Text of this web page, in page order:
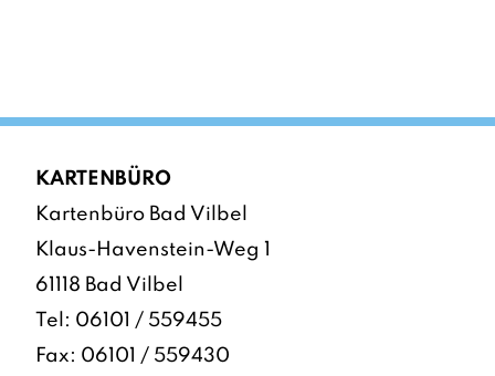
KARTENBÜRO
Kartenbüro Bad Vilbel
Klaus-Havenstein-Weg 1
61118 Bad Vilbel
Tel: 06101 / 559455
Fax: 06101 / 559430